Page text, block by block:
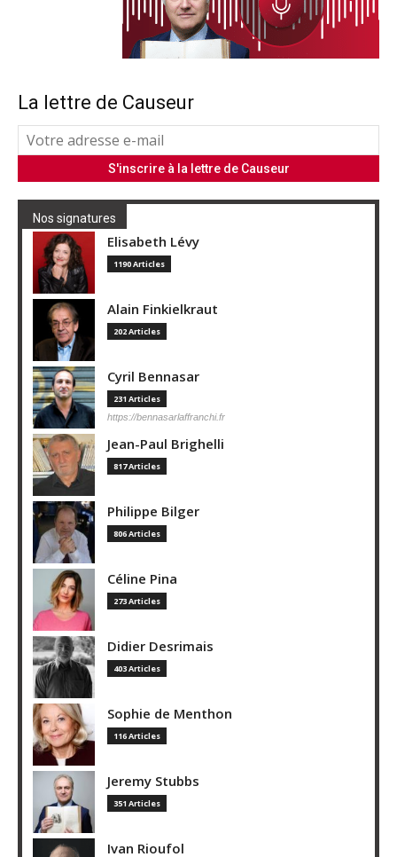
La lettre de Causeur
Nos signatures
Elisabeth Lévy
1190 Articles
Alain Finkielkraut
202 Articles
Cyril Bennasar
231 Articles
https://bennasarlaffranchi.fr
Jean-Paul Brighelli
817 Articles
Philippe Bilger
806 Articles
Céline Pina
273 Articles
Didier Desrimais
403 Articles
Sophie de Menthon
116 Articles
Jeremy Stubbs
351 Articles
Ivan Rioufol